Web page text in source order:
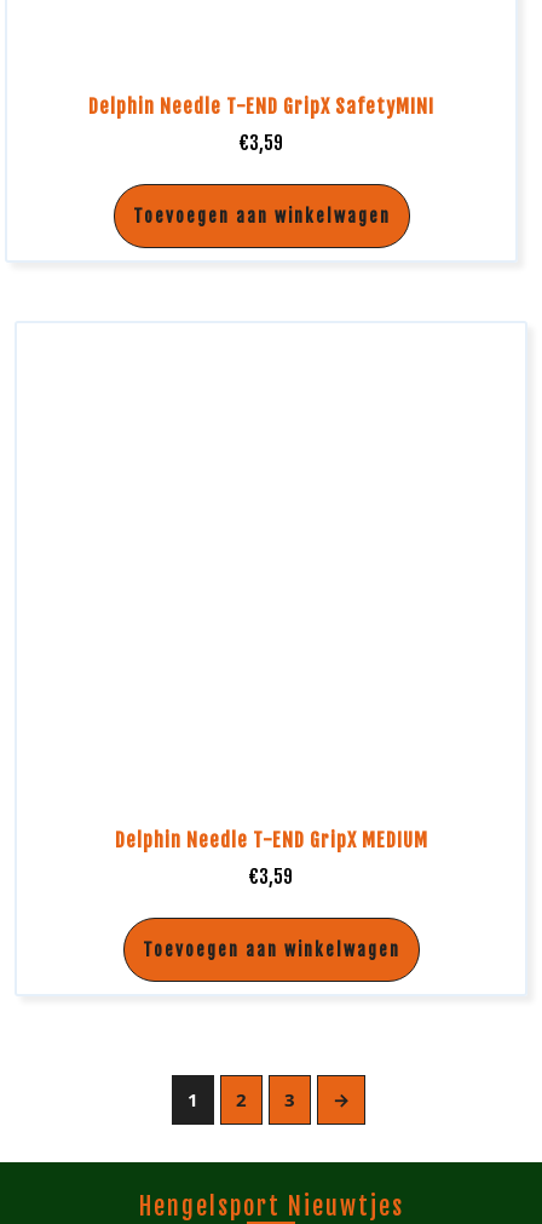
Delphin Needle T-END GripX SafetyMINI
€3,59
Toevoegen aan winkelwagen
Delphin Needle T-END GripX MEDIUM
€3,59
Toevoegen aan winkelwagen
1 2 3 →
Hengelsport Nieuwtjes